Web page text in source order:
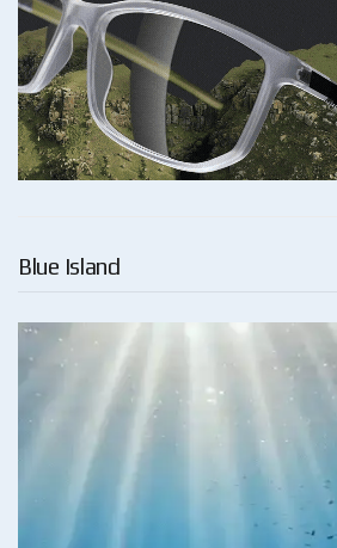
Blue Island